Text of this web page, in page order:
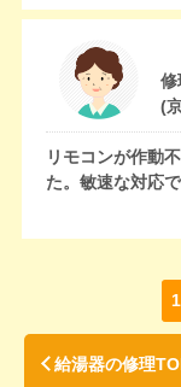
修
(
リモコンが作動
た。敏速な対応で
1
給湯器の修理